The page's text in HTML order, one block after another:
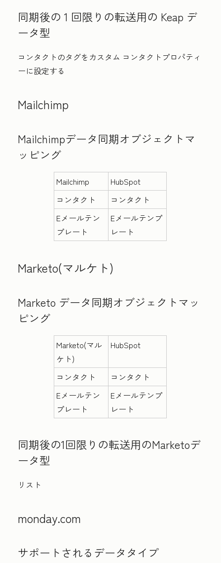
同期後の 1 回限りの転送用の Keap デ
ータ型
コンタクトのタグをカスタム コンタクトプロパティ
ーに設定する
Mailchimp
Mailchimpデータ同期オブジェクトマ
ッピング
Mailchimp
HubSpot
コンタクト
コンタクト
Eメールテン
プレート
Eメールテンプ
レート
Marketo(マルケト)
Marketo データ同期オブジェクトマッ
ピング
Marketo(マル
ケト)
HubSpot
コンタクト
コンタクト
Eメールテン
プレート
Eメールテンプ
レート
同期後の1回限りの転送用のMarketoデ
ータ型
リスト
monday.com
サポートされるデータタイプ